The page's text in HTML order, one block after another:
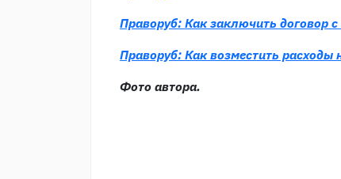
Праворуб: Как заключить договор
Праворуб: Как возместить расходы
Фото автора.